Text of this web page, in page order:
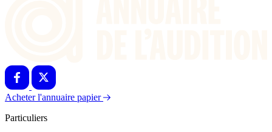
Acheter l'annuaire papier
Particuliers